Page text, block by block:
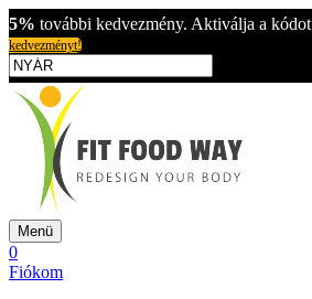
5% további kedvezmény. Aktiválja a kódot
kedvezményt!
Menü
0
Fiókom